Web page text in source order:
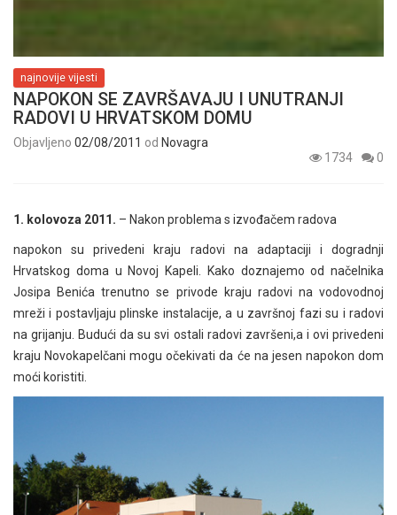
najnovije vijesti
NAPOKON SE ZAVRŠAVAJU I UNUTRANJI
RADOVI U HRVATSKOM DOMU
Objavljeno 02/08/2011 od Novagra
1734
0
1. kolovoza 2011. – Nakon problema s izvođačem radova
napokon su privedeni kraju radovi na adaptaciji i dogradnji
Hrvatskog doma u Novoj Kapeli. Kako doznajemo od načelnika
Josipa Benića trenutno se privode kraju radovi na vodovodnoj
mreži i postavljaju plinske instalacije, a u završnoj fazi su i radovi
na grijanju. Budući da su svi ostali radovi završeni,a i ovi privedeni
kraju Novokapelčani mogu očekivati da će na jesen napokon dom
moći koristiti.